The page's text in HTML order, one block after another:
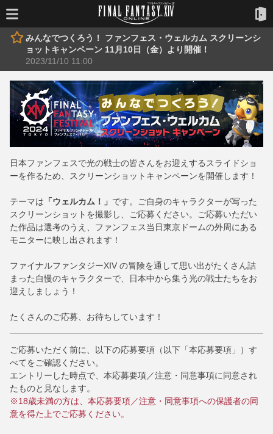
みんなでつくろう！ ファンフェス・ウェルカム スクリーンシ
ョットキャンペーン 11月10日（金）より開催！
2023/11/10 11:00
日本ファンフェスで光の戦士の皆さんをお迎えするスライドショ
ーを作るため、スクリーンショットキャンペーンを開催します！
テーマは 「ウェルカム！」 です。ご自身のキャラクターが写った
スクリーンショットを撮影し、ご応募ください。ご応募いただい
た作品は選考のうえ、ファンフェス当日東京ドームの外周にある
モニターに映し出されます！
ファイナルファンタジーXIV の冒険を通して思い出がたくさん詰
まった自慢のキャラクターで、日本中から集う光の戦士たちをお
迎えしましょう！
たくさんのご応募、お待ちしています！
ご応募いただく前に、以下の応募要項（以下「本応募要項」）す
べてをご確認ください。
エントリーした時点で、本応募要項／注意・同意事項に同意され
たものと見なします。
※18歳未満の方は、本応募要項／注意・同意事項への保護者の同
意を得た上でご応募ください。